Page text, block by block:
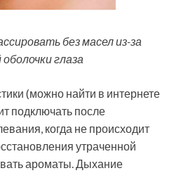
без масел из-за
глаза
(можно найти в интернете
подключать после
когда не происходит
утраченной
ароматы. Дыхание